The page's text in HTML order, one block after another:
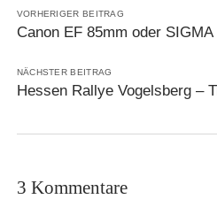
VORHERIGER BEITRAG
Canon EF 85mm oder SIGMA
NÄCHSTER BEITRAG
Hessen Rallye Vogelsberg –
3 Kommentare